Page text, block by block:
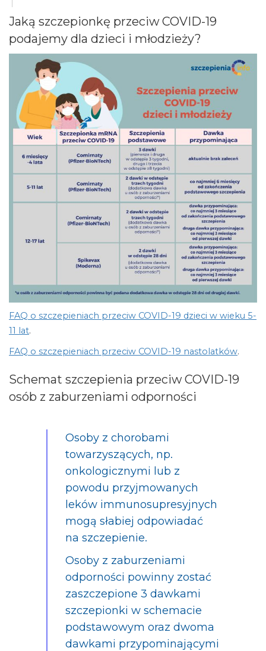
Jaką szczepionkę przeciw COVID-19
podajemy dla dzieci i młodzieży?
FAQ o szczepieniach przeciw COVID-19 dzieci w wieku 5-
11 lat.
FAQ o szczepieniach przeciw COVID-19 nastolatków.
Schemat szczepienia przeciw COVID-19
osób z zaburzeniami odporności
Osoby z chorobami
towarzyszących, np.
onkologicznymi lub z
powodu przyjmowanych
leków immunosupresyjnych
mogą słabiej odpowiadać
na szczepienie.
Osoby z zaburzeniami
odporności powinny zostać
zaszczepione 3 dawkami
szczepionki w schemacie
podstawowym oraz dwoma
dawkami przypominającymi